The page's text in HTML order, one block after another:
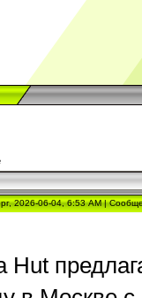
2026-06-04, 6:53 AM |
Hut